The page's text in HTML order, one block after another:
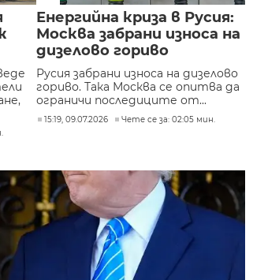
Енергийна криза в Русия:
Москва забрани износа на
дизелово гориво
Русия забрани износа на дизелово
гориво. Така Москва се опитва да
ограничи последиците от...
15:19, 09.07.2026 Чете се за: 02:05 мин.